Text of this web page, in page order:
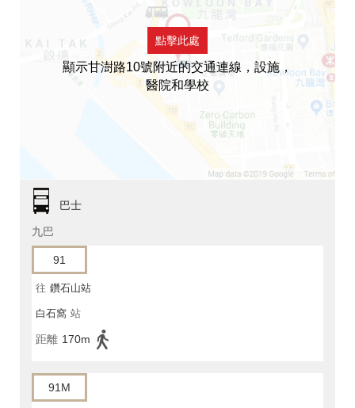
點擊此處
顯示甘澍路10號附近的交通連線，設施，
醫院和學校
巴士
九巴
91
往 鑽石山站
白石窩 站
距離 170m
91M